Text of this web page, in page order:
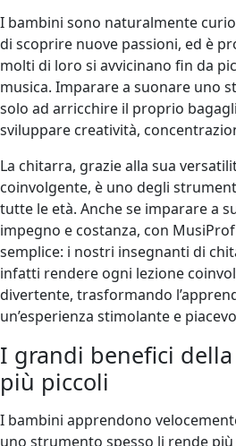
I bambini sono naturalmente
di scoprire nuove passioni, ed è
molti di loro si avvicinano fin da
musica. Imparare a suonare uno
solo ad arricchire il proprio
sviluppare creatività,
La chitarra, grazie alla sua
coinvolgente, è uno degli
tutte le età. Anche se imparare a
impegno e costanza, con
semplice: i nostri insegnanti di
infatti rendere ogni lezione
divertente, trasformando
un’esperienza stimolante e
I grandi benefici
più piccoli
I bambini apprendono
uno strumento spesso li rende